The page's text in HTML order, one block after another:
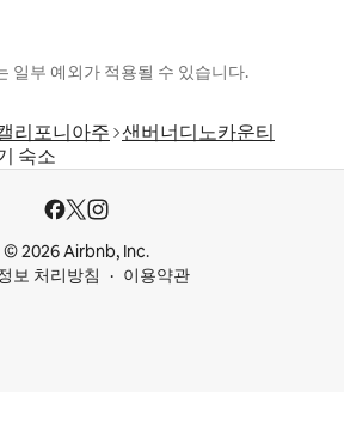
일부 예외가 적용될 수 있습니다.
리포니아주 샌버너디노카운티
숙소
© 2026 Airbnb, Inc.
보 처리방침
이용약관